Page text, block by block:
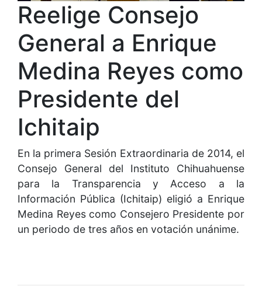
Reelige Consejo
General a Enrique
Medina Reyes como
Presidente del
Ichitaip
En la primera Sesión Extraordinaria de 2014, el
Consejo General del Instituto Chihuahuense
para la Transparencia y Acceso a la
Información Pública (Ichitaip) eligió a Enrique
Medina Reyes como Consejero Presidente por
un periodo de tres años en votación unánime.